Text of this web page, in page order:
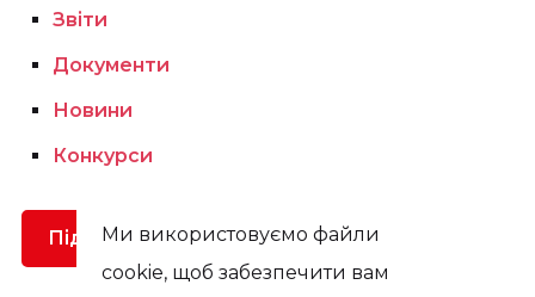
Ми використовуємо файли
cookie, щоб забезпечити вам
Звіти
Документи
Новини
Конкурси
Підтримати